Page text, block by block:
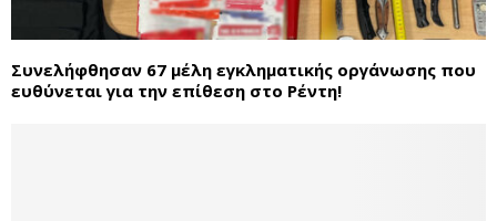
Συνελήφθησαν 67 μέλη εγκληματικής οργάνωσης που
ευθύνεται για την επίθεση στο Ρέντη!